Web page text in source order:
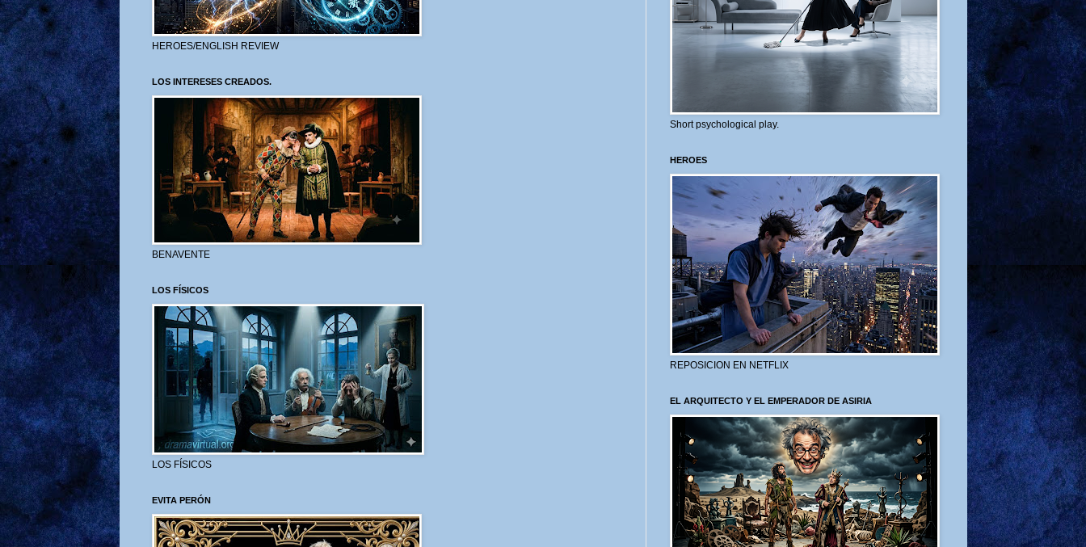
HEROES/ENGLISH REVIEW
LOS INTERESES CREADOS.
BENAVENTE
LOS FÍSICOS
LOS FÍSICOS
EVITA PERÓN
Short psychological play.
HEROES
REPOSICION EN NETFLIX
EL ARQUITECTO Y EL EMPERADOR DE ASIRIA